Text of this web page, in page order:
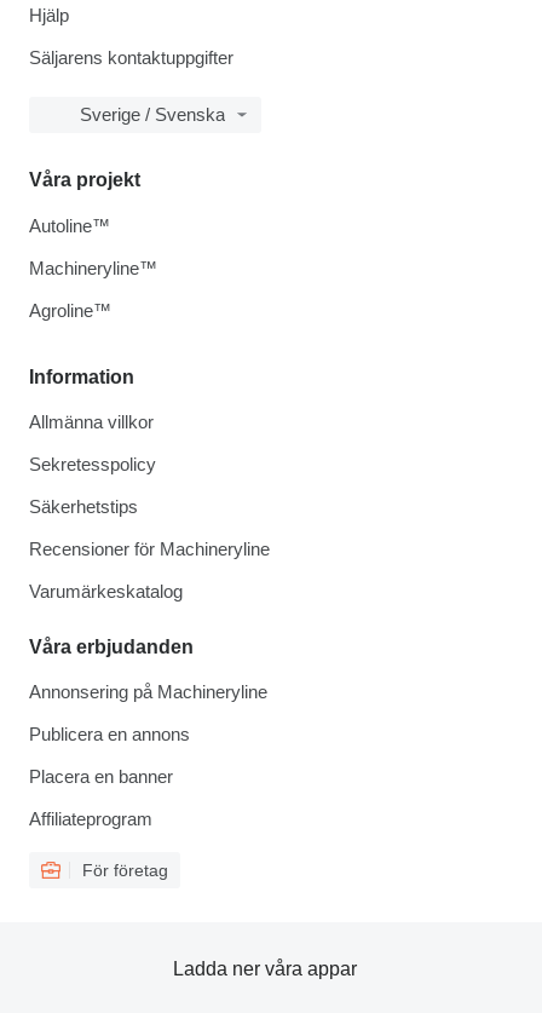
Hjälp
Säljarens kontaktuppgifter
Sverige / Svenska
Information
Allmänna villkor
Sekretesspolicy
Säkerhetstips
Recensioner för Machineryline
Varumärkeskatalog
Våra erbjudanden
Annonsering på Machineryline
Publicera en annons
Placera en banner
Affiliateprogram
För företag
Våra projekt
Autoline™
Machineryline™
Agroline™
Ladda ner våra appar